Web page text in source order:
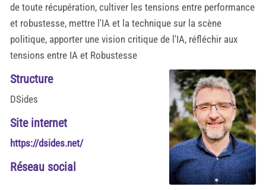
de toute récupération, cultiver les tensions entre performance
et robustesse, mettre l'IA et la technique sur la scène
politique, apporter une vision critique de l'IA, réfléchir aux
tensions entre IA et Robustesse
Structure
DSides
Site internet
https://dsides.net/
Réseau social